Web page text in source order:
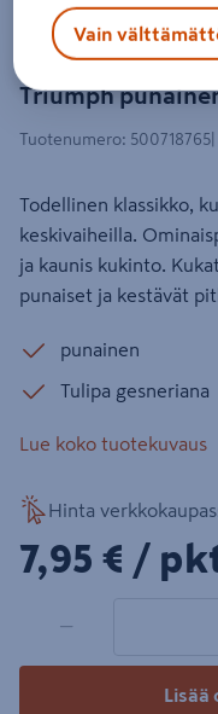
Tulppaani sipuli
Triumph
NELSON GARDEN
Tuotenumero: 500718765
Todellinen klassikko,
keskivaiheilla.
ja kaunis kukinto.
punaiset ja kestävät
punainen
Tulipa gesneriana
Lue koko tuotekuvaus
Hinta
7,95€/pkt
7,95 € /
−
Lisää
Vain